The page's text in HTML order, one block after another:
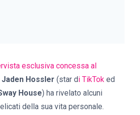
esclusiva concessa al
Jaden Hossler (star di TikTok ed
House) ha rivelato alcuni
della sua vita personale.